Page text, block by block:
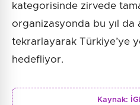
kategorisinde zirvede
organizasyonda bu yıl da
tekrarlayarak Türkiye’ye
hedefliyor.
Kaynak: